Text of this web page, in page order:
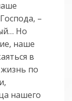
–
Но
наше
в
по
нашего